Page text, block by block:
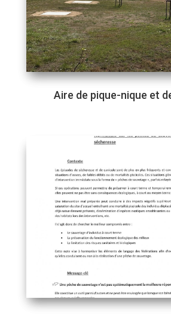
Aire de pique-nique et